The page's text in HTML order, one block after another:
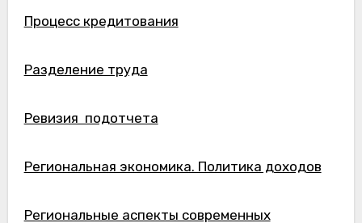
Процесс кредитования
Разделение труда
Ревизия подотчета
Региональная экономика. Политика доходов
Региональные аспекты современных